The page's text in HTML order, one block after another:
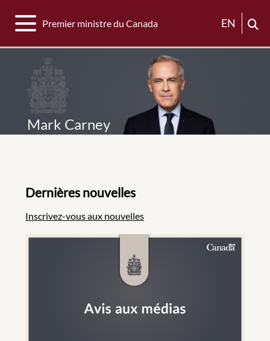
Basculer la navigation
Premier ministre du Canada EN
Mark Carney
Dernières nouvelles
Inscrivez-vous aux nouvelles